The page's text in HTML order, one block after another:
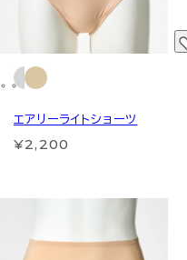
エアリーライトショーツ
¥2,200